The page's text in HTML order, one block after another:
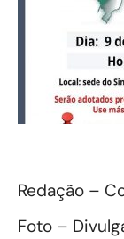
Redação –
Foto –